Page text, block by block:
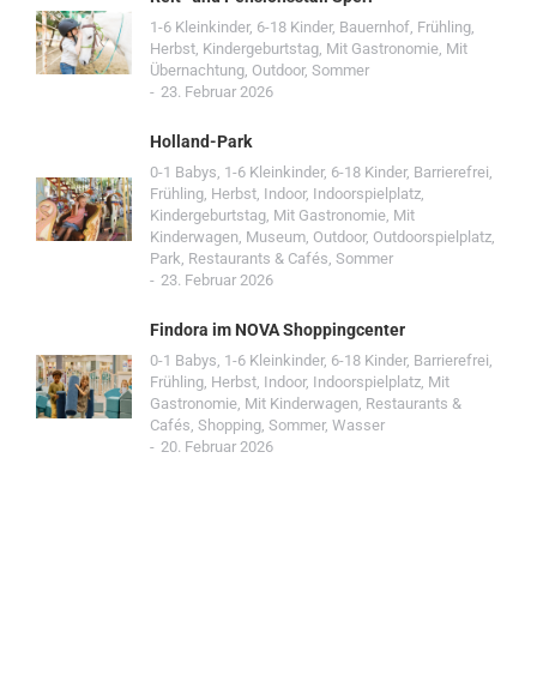
1-6 Kleinkinder, 6-18 Kinder, Bauernhof, Frühling,
Herbst, Kindergeburtstag, Mit Gastronomie, Mit
Übernachtung, Outdoor, Sommer
23. Februar 2026
Holland-Park
0-1 Babys, 1-6 Kleinkinder, 6-18 Kinder, Barrierefrei,
Frühling, Herbst, Indoor, Indoorspielplatz,
Kindergeburtstag, Mit Gastronomie, Mit
Kinderwagen, Museum, Outdoor, Outdoorspielplatz,
Park, Restaurants & Cafés, Sommer
23. Februar 2026
Findora im NOVA Shoppingcenter
0-1 Babys, 1-6 Kleinkinder, 6-18 Kinder, Barrierefrei,
Frühling, Herbst, Indoor, Indoorspielplatz, Mit
Gastronomie, Mit Kinderwagen, Restaurants &
Cafés, Shopping, Sommer, Wasser
20. Februar 2026